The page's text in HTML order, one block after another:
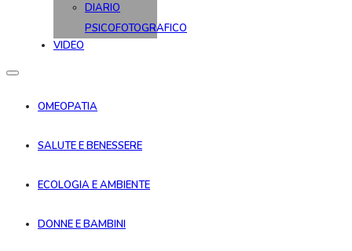
DIARIO
PSICOFOTOGRAFICO
VIDEO
OMEOPATIA
SALUTE E BENESSERE
ECOLOGIA E AMBIENTE
DONNE E BAMBINI